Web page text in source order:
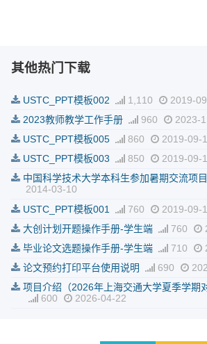
其他热门下载
USTC_PPT模板002 1,110
2019-
2023教师教学工作手册
960
2023-
USTC_PPT模板005
860
2019-09-
USTC_PPT模板003
850
2019-09-
中国科学技术大学本科生参加暑期交流项
2014-03-10
USTC_PPT模板001
760
2019-09-
大创计划开题操作手册-学生端
760
毕业论文选题操作手册-学生端
710
论文预约打印平台使用说明
690
项目介绍（2026年上海交通大学夏季学期
600
2026-04-22